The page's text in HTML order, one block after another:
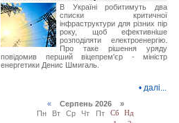
В Україні робитимуть два
списки критичної
інфраструктури для різних пір
року, щоб ефективніше
розподіляти електроенергію.
Про таке рішення уряду
повідомив перший віцепрем'єр - міністр
енергетики Денис Шмигаль.
• далі...
«Серпень 2026 »
Пн
Вт Ср Чт Пт Сб
Нд